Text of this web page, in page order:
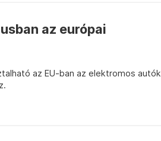
az európai
az EU-ban az elektromos autók